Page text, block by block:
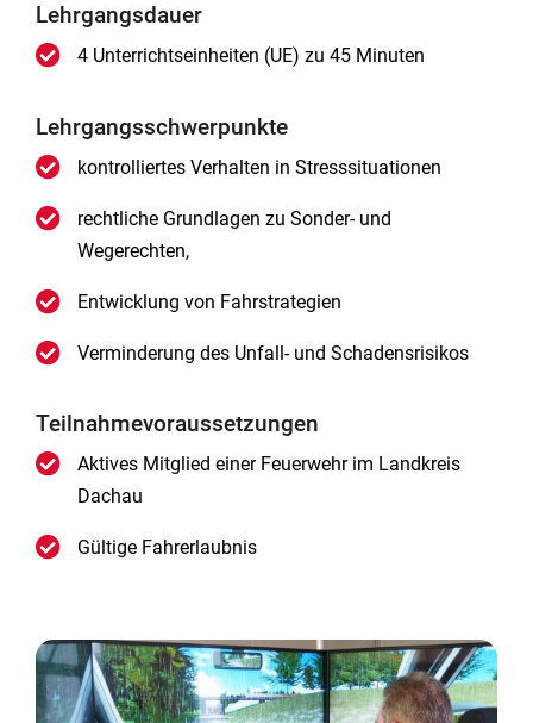
Lehrgangsdauer
4 Unterrichtseinheiten (UE) zu 45 Minuten
Lehrgangsschwerpunkte
kontrolliertes Verhalten in Stresssituationen
rechtliche Grundlagen zu Sonder- und
Wegerechten,
Entwicklung von Fahrstrategien
Verminderung des Unfall- und Schadensrisikos
Teilnahmevoraussetzungen
Aktives Mitglied einer Feuerwehr im Landkreis
Dachau
Gültige Fahrerlaubnis